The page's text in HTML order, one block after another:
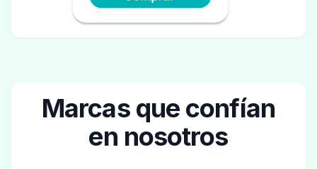
Marcas que confían
en nosotros